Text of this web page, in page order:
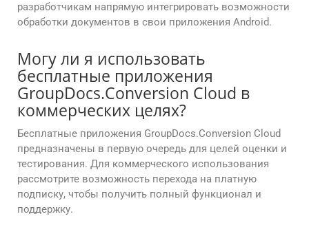
разработчикам напрямую интегрировать возможности
обработки документов в свои приложения Android.
Могу ли я использовать
бесплатные приложения
GroupDocs.Conversion Cloud в
коммерческих целях?
Бесплатные приложения GroupDocs.Conversion Cloud
предназначены в первую очередь для целей оценки и
тестирования. Для коммерческого использования
рассмотрите возможность перехода на платную
подписку, чтобы получить полный функционал и
поддержку.